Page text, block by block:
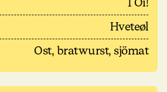
Hveteøl
Ost, bratwurst, sjömat